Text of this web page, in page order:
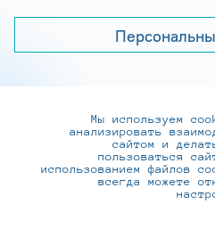
+7 (495) 737-
127273, г. Москва,
Мы используем
анализировать
сайтом и
пользоваться
использованием файлов
всегда можете